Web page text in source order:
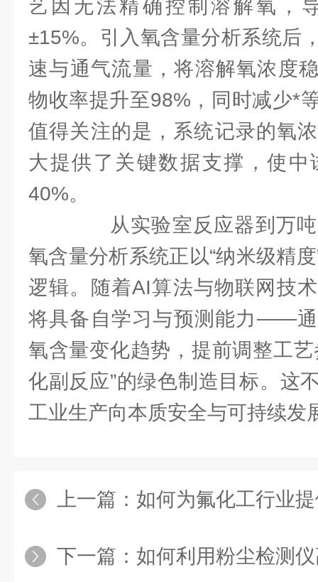
艺因无法精确控制溶解氧，
±15%。引入氧含量分析系统后
速与通气流量，将溶解氧浓度
物收率提升至98%，同时减少*
值得关注的是，系统记录的氧
大提供了关键数据支撑，使
40%。
从实验室反应器到万吨
氧含量分析系统正以“纳米级精
逻辑。随着AI算法与物联网技
将具备自学习与预测能力——
氧含量变化趋势，提前调整工
化副反应”的绿色制造目标。这
工业生产向本质安全与可持续发
上一篇： 如何为氟化工行业提供
下一篇： 如何利用粉尘检测仪高效